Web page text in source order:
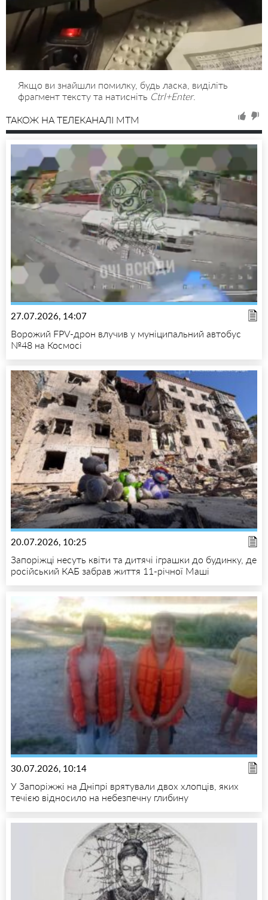
Якщо ви знайшли помилку, будь ласка, виділіть
фрагмент тексту та натисніть Ctrl+Enter.
ТАКОЖ НА ТЕЛЕКАНАЛІ MTM
27.07.2026, 14:07
Ворожий FPV-дрон влучив у муніципальний автобус
№48 на Космосі
20.07.2026, 10:25
Запоріжці несуть квіти та дитячі іграшки до будинку, де
російський КАБ забрав життя 11-річної Маші
30.07.2026, 10:14
У Запоріжжі на Дніпрі врятували двох хлопців, яких
течією відносило на небезпечну глибину